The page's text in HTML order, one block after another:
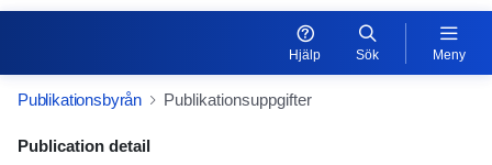
Hjälp Sök Meny
Publikationsbyrån Publikationsuppgifter
Publication Detail Actions Portlet
Publication detail